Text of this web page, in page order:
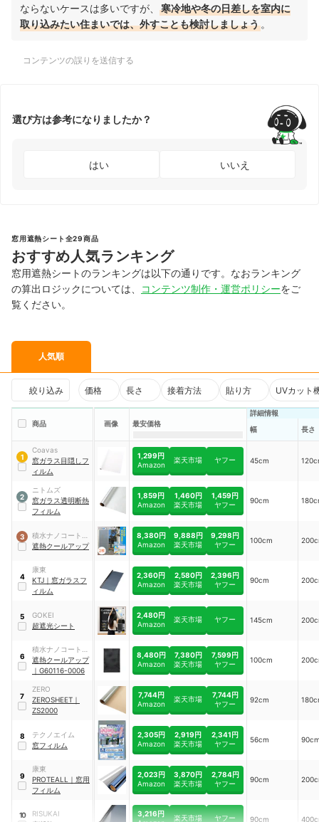
ならないケースは多いですが、
寒冷地や冬の日差しを室内に
取り込みたい住まいでは、外すことも検討しましょう 。
コンテンツの誤りを送信する
選び方は参考になりましたか？
はい いいえ
窓用遮熱シート全29商品
おすすめ人気ランキング
窓用遮熱シートのランキングは以下の通りです。なおランキング
の算出ロジックについては、
コンテンツ制作・運営ポリシーをご
覧ください。
人気順
絞り込み 価格 長さ 接着方法 貼り方 UVカット
商品 画像 最安価格
詳細情報
幅
長さ
1
Coavas
窓ガラス目隠しフ
ィルム
1,299円
Amazon
楽天市場 ヤフー 45cm
2
ニトムズ
窓ガラス透明断熱
フィルム
1,859円
Amazon
1,460円
楽天市場
1,459円
ヤフー
90cm
3
積水ナノコートテ
クノロジー
遮熱クールアップ
8,380円
Amazon
9,888円
楽天市場
9,298円
ヤフー
100cm
4
康東
KTJ ｜ 窓ガラスフ
ィルム
2,360円
Amazon
2,580円
楽天市場
2,396円
ヤフー
90cm
5
GOKEI
超遮光シート
2,480円
Amazon
楽天市場 ヤフー 145cm
6
積水ナノコートテ
クノロジー
遮熱クールアップ
｜ G60116-0006
8,480円
Amazon
7,380円
楽天市場
7,599円
ヤフー
100cm
7
ZERO
ZEROSHEET ｜
ZS2000
7,744円
Amazon
楽天市場
7,744円
ヤフー
92cm
8
テクノエイム
窓フィルム
2,305円
Amazon
2,919円
楽天市場
2,341円
ヤフー
56cm
9
康東
PROTEALL
｜ 窓用
フィルム
2,023円
Amazon
3,870円
楽天市場
2,784円
ヤフー
90cm
10
RISUKAI
3,216円
楽天市場 ヤフー 90cm